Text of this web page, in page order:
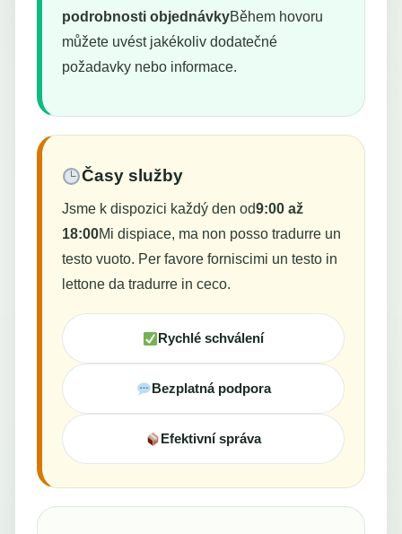
podrobnosti objednávkyBěhem hovoru
můžete uvést jakékoliv dodatečné
požadavky nebo informace.
Časy služby
Jsme k dispozici každý den od9:00 až
18:00Mi dispiace, ma non posso tradurre un
testo vuoto. Per favore forniscimi un testo in
lettone da tradurre in ceco.
Rychlé schválení
Bezplatná podpora
Efektivní správa